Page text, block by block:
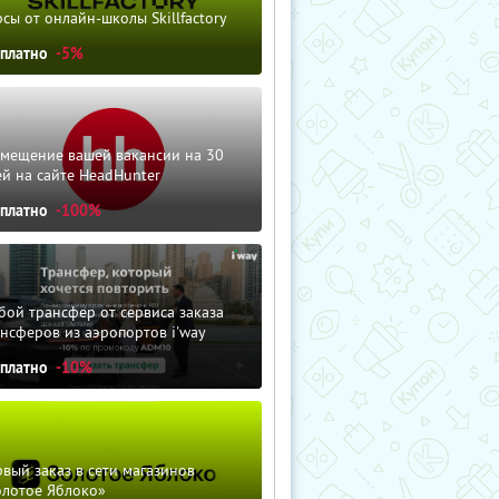
от онлайн-школы Skillfactory
-5%
вашей вакансии на 30
на сайте HeadHunter
-100%
трансфер от сервиса заказа
из аэропортов i'way
-10%
заказ в сети магазинов
Яблоко»